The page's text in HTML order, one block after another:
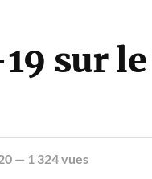
sur
— 1 324 vues